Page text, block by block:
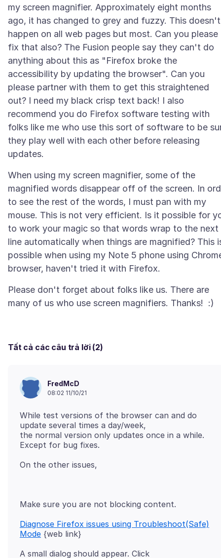
my screen magnifier. Approximately eight months
ago, it has changed to grey and fuzzy. This doesn't
happen on all web pages but most. Can you please
fix that also? The Fusion people say they can't do
anything about this as "Firefox broke the
accessibility by updating the browser". Can you
please partner with them to get this straightened
out? I need my black crisp text back! I also
recommend you do Firefox software testing with
folks like me who use this sort of software to be
they play well with each other before releasing
When using my screen magnifier, some of the
magnified words disappear off of the screen. In
to see the rest of the words, I must pan with my
mouse. This is not very efficient. Is it possible for
to work your magic so that words wrap to the next
line automatically when things are magnified? This
possible when using my Note 5 phone using
Please don't forget about folks like us. There are
Tất cả các câu trả lời (2)
FredMcD
08:02 11/10/21
While test versions of the browser can and do
update several times a day/week,
the normal version only updates once in a while.
Diagnose Firefox issues using Troubleshoot(Safe)
Mode